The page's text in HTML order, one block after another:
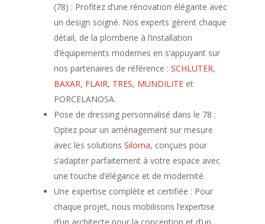
(78) : Profitez d’une rénovation élégante avec
un design soigné. Nos experts gèrent chaque
détail, de la plomberie à l’installation
d’équipements modernes en s’appuyant sur
nos partenaires de référence :SCHLUTER,
BAXAR, FLAIR, TRES, MUNDILITE et
PORCELANOSA.
Pose de dressing personnalisé dans le 78 :
Optez pour un aménagement sur mesure
avec les solutionsSiloma, conçues pour
s’adapter parfaitement à votre espace avec
une touche d’élégance et de modernité.
Une expertise complète et certifiée : Pour
chaque projet, nous mobilisons l’expertise